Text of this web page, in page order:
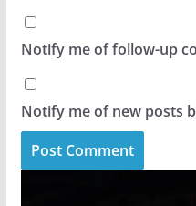
Notify me of follow-up
Notify me of new posts